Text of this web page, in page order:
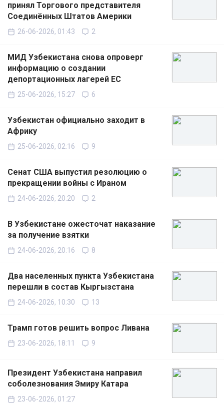
принял Торгового представителя
Соединённых Штатов Америки
26-06-2026, 01:43 2
МИД Узбекистана снова опроверг
информацию о создании
депортационных лагерей ЕС
25-06-2026, 15:27 6
Узбекистан официально заходит в
Африку
25-06-2026, 02:16 9
Сенат США выпустил резолюцию о
прекращении войны с Ираном
24-06-2026, 20:20 2
В Узбекистане ожесточат наказание
за получение взятки
24-06-2026, 20:16 8
Два населенных пункта Узбекистана
перешли в состав Кыргызстана
24-06-2026, 10:30 13
Трамп готов решить вопрос Ливана
23-06-2026, 18:11 9
Президент Узбекистана направил
соболезнования Эмиру Катара
23-06-2026, 01:27